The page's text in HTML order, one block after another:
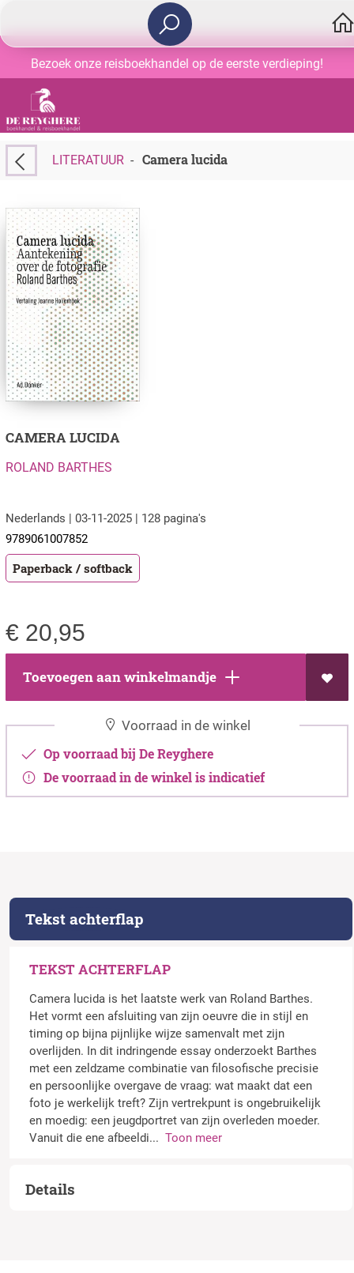
Bezoek onze reisboekhandel op de eerste verdieping!
LITERATUUR- Camera lucida
CAMERA LUCIDA
ROLAND BARTHES
Nederlands | 03-11-2025 | 128 pagina's
9789061007852
Paperback / softback
€ 20,95
Toevoegen aan winkelmandje
Voorraad in de winkel
Op voorraad bij De Reyghere
De voorraad in de winkel is indicatief
Tekst achterflap
TEKST ACHTERFLAP
Camera lucida is het laatste werk van Roland Barthes.
Het vormt een afsluiting van zijn oeuvre die in stijl en
timing op bijna pijnlijke wijze samenvalt met zijn
overlijden. In dit indringende essay onderzoekt Barthes
met een zeldzame combinatie van filosofische precisie
en persoonlijke overgave de vraag: wat maakt dat een
foto je werkelijk treft? Zijn vertrekpunt is ongebruikelijk
en moedig: een jeugdportret van zijn overleden moeder.
Vanuit die ene afbeeldi... Toon meer
Details